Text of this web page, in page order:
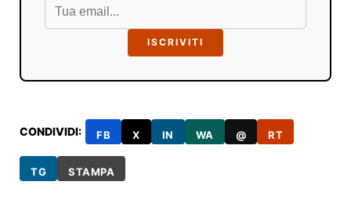
ISCRIVITI
CONDIVIDI: FB X IN WA @ RT
TG STAMPA